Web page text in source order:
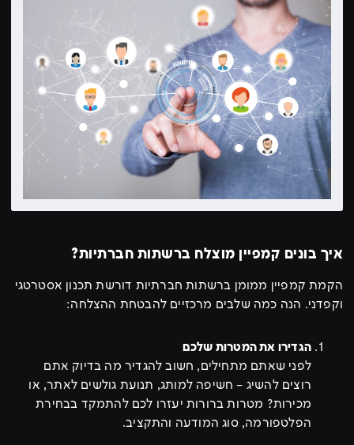
איך בונים קמפיין מוצלח ברשתות חברתיות?
הקמת קמפיין ממומן ברשתות חברתיות דורשת תכנון אסטרטגי
וקפדני. הנה כמה שלבים מרכזיים להבטחת ההצלחה:
הגדירו את המטרות שלכם
לפני שאתם מתחילים, חשוב להגדיר מה בדיוק אתם
רוצים להשיג – חשיפה למותג, תנועת גולשים לאתר, או
מכירות? מטרות ברורות יעזרו לכם להתמקד בבחירת
הפלטפורמה, סוג המודעה והתקציב.